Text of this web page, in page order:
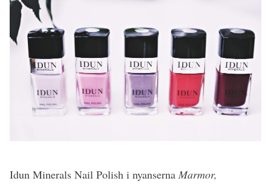
Idun Minerals Nail Polish i nyanserna Marmor,